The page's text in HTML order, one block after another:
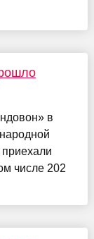
в
числе 202